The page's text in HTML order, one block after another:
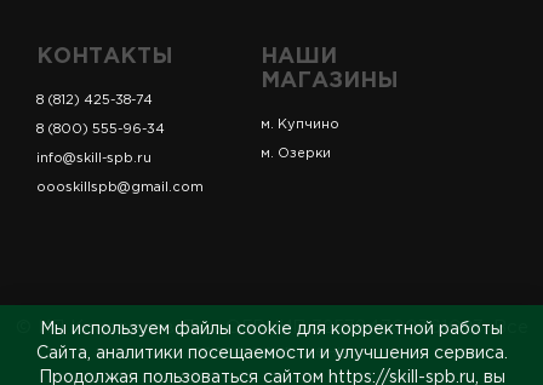
КОНТАКТЫ
8 (812) 425-38-74
8 (800) 555-96-34
info@skill-spb.ru
oooskillspb@gmail.com
НАШИ
МАГАЗИНЫ
м. Купчино
м. Озерки
© ИП Коновалов Д.А., ОГРНИП 325784700361023. Все
права защищены.
Мы используем файлы cookie для корректной работы
Сайта, аналитики посещаемости и улучшения сервиса.
Продолжая пользоваться сайтом https://skill-spb.ru, вы